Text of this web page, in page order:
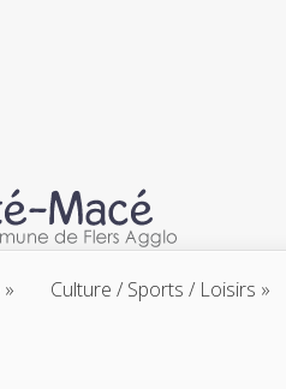
Culture / Sports / Loisirs